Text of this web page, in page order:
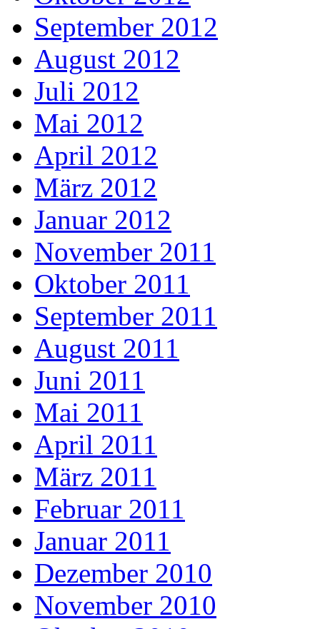
September 2012
August 2012
Juli 2012
Mai 2012
April 2012
März 2012
Januar 2012
November 2011
Oktober 2011
September 2011
August 2011
Juni 2011
Mai 2011
April 2011
März 2011
Februar 2011
Januar 2011
Dezember 2010
November 2010